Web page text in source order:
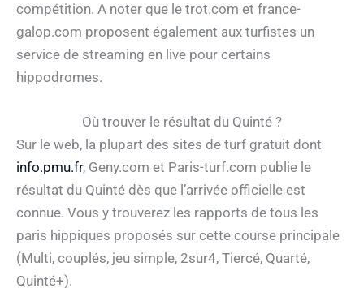
compétition. A noter que le trot.com et france-
galop.com proposent également aux turfistes un
service de streaming en live pour certains
hippodromes.
Où trouver le résultat du Quinté ?
Sur le web, la plupart des sites de turf gratuit dont
info.pmu.fr, Geny.com et Paris-turf.com publie le
résultat du Quinté dès que l’arrivée officielle est
connue. Vous y trouverez les rapports de tous les
paris hippiques proposés sur cette course principale
(Multi, couplés, jeu simple, 2sur4, Tiercé, Quarté,
Quinté+).